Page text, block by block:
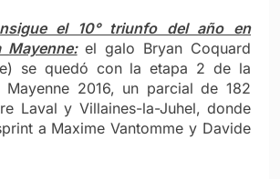
el 10° triunfo del año en
Mayenne:el galo Bryan Coquard
se quedó con la etapa 2 de la
2016, un parcial de 182
Laval y Villaines-la-Juhel, donde
a Maxime Vantomme y Davide